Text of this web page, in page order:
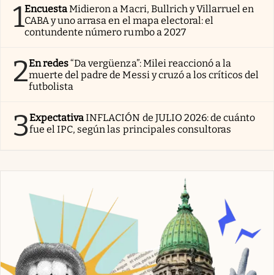
1EncuestaMidieron a Macri, Bullrich y Villarruel en
CABA y uno arrasa en el mapa electoral: el
contundente número rumbo a 2027
2En redes“Da vergüenza”: Milei reaccionó a la
muerte del padre de Messi y cruzó a los críticos del
futbolista
3ExpectativaINFLACIÓN de JULIO 2026: de cuánto
fue el IPC, según las principales consultoras